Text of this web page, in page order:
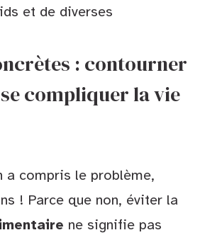
et de diverses
: contourner
compliquer la vie
a compris le problème,
! Parce que non, éviter la
ne signifie pas